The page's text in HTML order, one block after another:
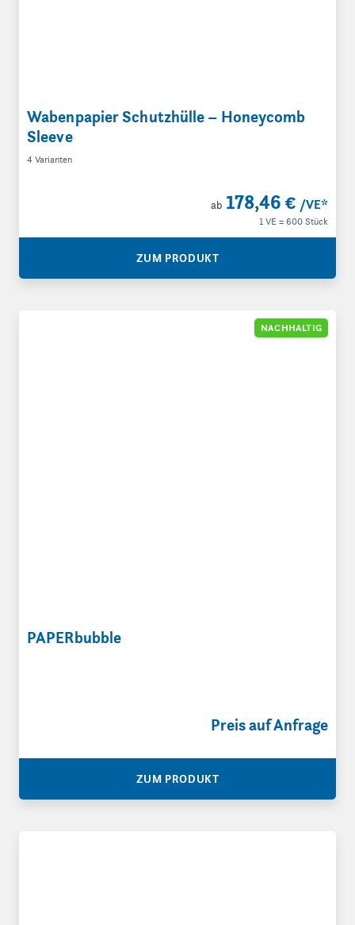
Wabenpapier Schutzhülle – Honeycomb
Sleeve
4 Varianten
ab 178,46 € /VE*
1 VE = 600 Stück
ZUM PRODUKT
NACHHALTIG
PAPERbubble
Preis auf Anfrage
ZUM PRODUKT